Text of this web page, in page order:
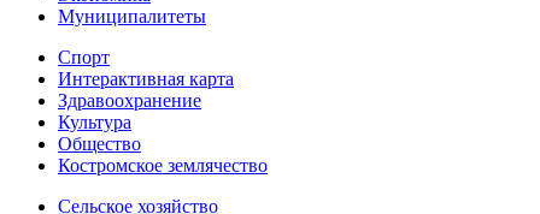
Муниципалитеты
Спорт
Интерактивная карта
Здравоохранение
Культура
Общество
Костромское землячество
Сельское хозяйство